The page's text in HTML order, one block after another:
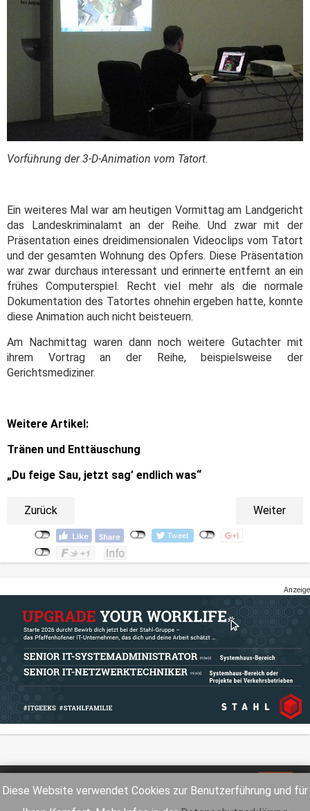
Diese Website verwendet Cookies zur Benutzerführung und für
Vorführung der 3-D-Animation vom Tatort.
Ein weiteres Mal war am heutigen Vormittag am Landgericht
das Landeskriminalamt an der Reihe. Und zwar mit der
Präsentation eines dreidimensionalen Videoclips vom Tatort
und der gesamten Wohnung des Opfers. Diese Präsentation
war zwar durchaus interessant und erinnerte entfernt an ein
frühes Computerspiel. Recht viel mehr als die normale
Dokumentation des Tatortes ohnehin ergeben hatte, konnte
diese Animation auch nicht beisteuern.
Am Nachmittag waren dann noch weitere Gutachter mit
ihrem Vortrag an der Reihe, beispielsweise der
Gerichtsmediziner.
Weitere Artikel:
Tränen und Enttäuschung
„Du feige Sau, jetzt sag’ endlich was“
Zurück Weiter
Anzeige